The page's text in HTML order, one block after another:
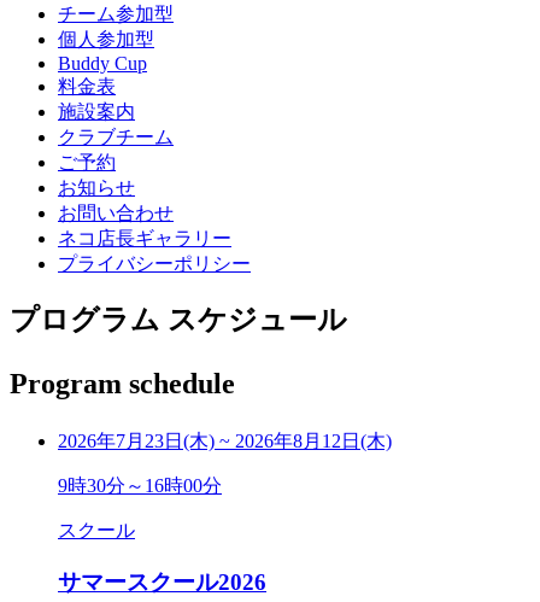
チーム参加型
個人参加型
Buddy Cup
料金表
施設案内
クラブチーム
ご予約
お知らせ
お問い合わせ
ネコ店長ギャラリー
プライバシーポリシー
プログラム スケジュール
Program schedule
2026年7月23日(木) ~ 2026年8月12日(木)
9時30分～16時00分
スクール
サマースクール2026